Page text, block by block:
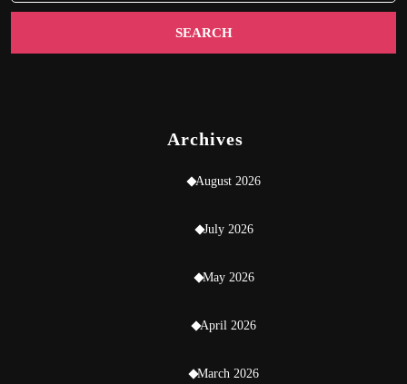
Archives
August 2026
July 2026
May 2026
April 2026
March 2026